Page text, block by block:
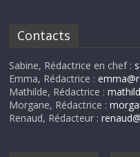
Contacts
Sabine, Rédactrice en chef :
Emma, Rédactrice :
Mathilde, Rédactrice :
Morgane, Rédactrice :
Renaud, Rédacteur :